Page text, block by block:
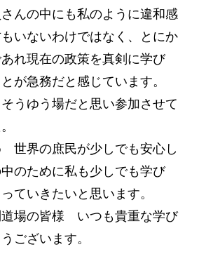
んの中にも私のように違和感
いないわけではなく、とにか
あれ現在の政策を真剣に学び
が急務だと感じています。
うゆう場だと思い参加させて
世界の庶民が少しでも安心し
のために私も少しでも学び
ていきたいと思います。
場の皆様 いつも貴重な学び
ございます。